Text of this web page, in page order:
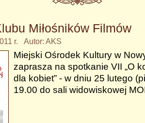
Miłośników Filmów
r. Autor: AKS
Miejski Ośrodek Kultury w
zaprasza na spotkanie VII „O
dla kobiet” - w dniu 25 lutego
19.00 do sali widowiskowej